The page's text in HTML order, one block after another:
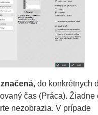
, do konkrétnych
čas (Práca). Žiadne
nezobrazia. V prípade